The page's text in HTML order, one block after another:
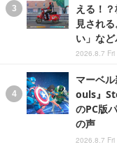
える！
見され
い」な
2026.8.7 Fri
マーベ
ouls』
のPC版
の声
2026.8.7 Fri